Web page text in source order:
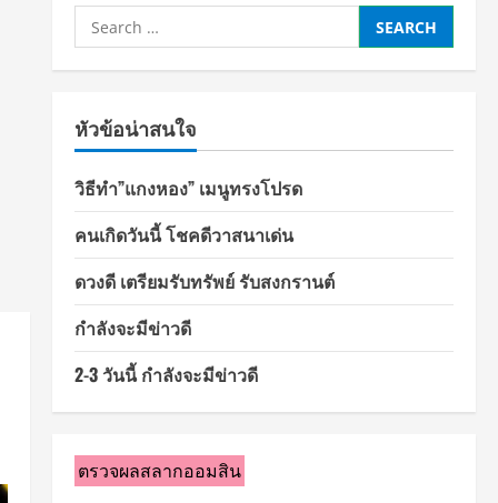
Search
for:
หัวข้อน่าสนใจ
วิธีทำ”แกงหอง” เมนูทรงโปรด
คนเกิดวันนี้ โชคดีวาสนาเด่น
ดวงดี เตรียมรับทรัพย์ รับสงกรานต์
กำลังจะมีข่าวดี
2-3 วันนี้ กำลังจะมีข่าวดี
ตรวจผลสลากออมสิน